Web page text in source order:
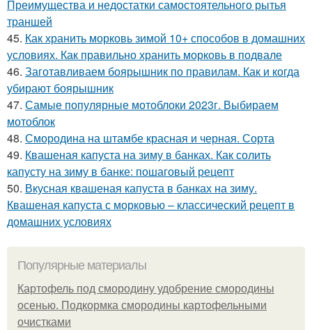
Преимущества и недостатки самостоятельного рытья
траншей
45. Как хранить морковь зимой 10+ способов в домашних
условиях. Как правильно хранить морковь в подвале
46. Заготавливаем боярышник по правилам. Как и когда
убирают боярышник
47. Самые популярные мотоблоки 2023г. Выбираем
мотоблок
48. Смородина на штамбе красная и черная. Сорта
49. Квашеная капуста на зиму в банках. Как солить
капусту на зиму в банке: пошаговый рецепт
50. Вкусная квашеная капуста в банках на зиму.
Квашеная капуста с морковью – классический рецепт в
домашних условиях
Популярные материалы
Картофель под смородину удобрение смородины
осенью. Подкормка смородины картофельными
очистками